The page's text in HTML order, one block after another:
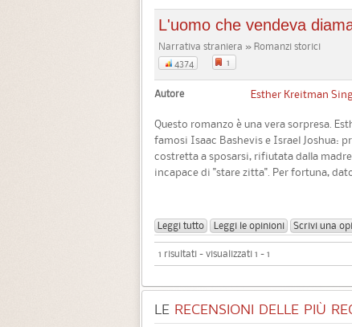
L'uomo che vendeva
Narrativa straniera » Romanzi storici
4374
1
Autore Esther Kreitman
Questo romanzo è una vera sorpresa.
famosi Isaac Bashevis e Israel Joshua:
costretta a sposarsi, rifiutata dalla
incapace di "stare zitta". Per fortuna,
Leggi tutto Leggi le opinioni Scrivi una
1 risultati - visualizzati 1 - 1
LE RECENSIONI DELLE PIÙ